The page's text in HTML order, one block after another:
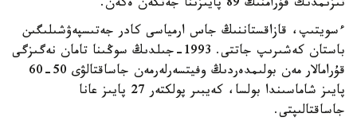
تىزىمدىك قۇرامنىڭ 89 پايىزىنا جەتكەن ەكەن.
ءسويتىپ، قازاقستاننىڭ جاس ارمياسى كادر جەتىسپەۋشىلىگىن
باستان كەشىرىپ جاتتى. 1993-جىلدىڭ سوڭىنا تامان نەگىزگى
قۇرامالار مەن بولىمدەردىڭ وفيتسەرلەرمەن جاساقتالۋى 50-60
پايىز شاماسىندا بولسا، كەيبىر پولكتەر 27 پايىز عانا
جاساقتالىپتى.